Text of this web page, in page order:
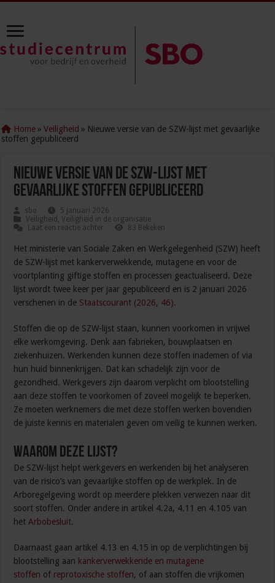
Home » Veiligheid » Nieuwe versie van de SZW-lijst met gevaarlijke
stoffen gepubliceerd
Nieuwe versie van de SZW-lijst met
gevaarlijke stoffen gepubliceerd
sbo
5 januari 2026
Veiligheid ,Veiligheid in de organisatie
Laat een reactie achter
83 Bekeken
Het ministerie van Sociale Zaken en Werkgelegenheid (SZW) heeft
de SZW-lijst met kankerverwekkende, mutagene en voor de
voortplanting giftige stoffen en processen geactualiseerd. Deze
lijst wordt twee keer per jaar gepubliceerd en is 2 januari 2026
verschenen in de Staatscourant (2026, 46).
Stoffen die op de SZW-lijst staan, kunnen voorkomen in vrijwel
elke werkomgeving. Denk aan fabrieken, bouwplaatsen en
ziekenhuizen. Werkenden kunnen deze stoffen inademen of via
hun huid binnenkrijgen. Dat kan schadelijk zijn voor de
gezondheid. Werkgevers zijn daarom verplicht om blootstelling
aan deze stoffen te voorkomen of zoveel mogelijk te beperken.
Ze moeten werknemers die met deze stoffen werken bovendien
de juiste kennis en materialen geven om veilig te kunnen werken.
Waarom deze lijst?
De SZW-lijst helpt werkgevers en werkenden bij het analyseren
van de risico’s van gevaarlijke stoffen op de werkplek. In de
Arboregelgeving wordt op meerdere plekken verwezen naar dit
soort stoffen. Onder andere in artikel 4.2a, 4.11 en 4.105 van
hetArbobesluit.
Daarnaast gaan artikel 4.13 en 4.15 in op de verplichtingen bij
blootstelling aan kankerverwekkende en mutagene
stoffen of reprotoxische stoffen, of aan stoffen die vrijkomen